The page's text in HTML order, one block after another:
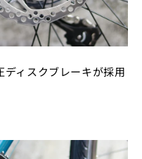
ィスクブレーキが採用